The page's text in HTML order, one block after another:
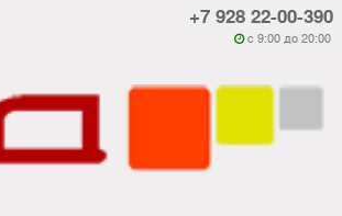
+7 928 22-00-390
 c 9:00 до 20:00